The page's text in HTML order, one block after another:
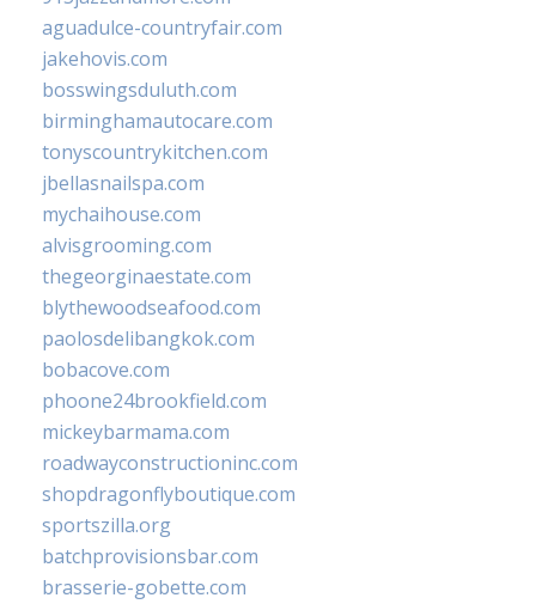
aguadulce-countryfair.com
jakehovis.com
bosswingsduluth.com
birminghamautocare.com
tonyscountrykitchen.com
jbellasnailspa.com
mychaihouse.com
alvisgrooming.com
thegeorginaestate.com
blythewoodseafood.com
paolosdelibangkok.com
bobacove.com
phoone24brookfield.com
mickeybarmama.com
roadwayconstructioninc.com
shopdragonflyboutique.com
sportszilla.org
batchprovisionsbar.com
brasserie-gobette.com